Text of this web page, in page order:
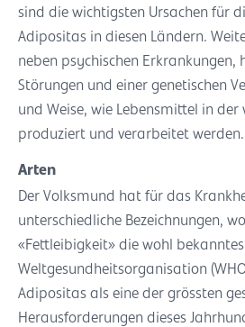
sind die wichtigsten Ursachen für
Adipositas in diesen Ländern.
neben psychischen Erkrankungen,
Störungen und einer genetischen
und Weise, wie Lebensmittel in der
produziert und verarbeitet werden.
Arten
Der Volksmund hat für das
unterschiedliche Bezeichnungen,
«Fettleibigkeit» die wohl
Weltgesundheitsorganisation
Adipositas als eine der grössten
Herausforderungen dieses